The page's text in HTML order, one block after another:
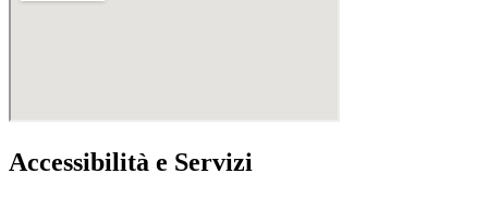
Accessibilità e Servizi